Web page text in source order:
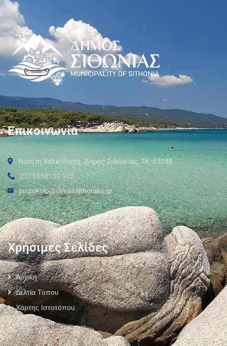
Επικοινωνία
Νικήτη Χαλκιδικής, Δήμος Σιθωνίας, ΤΚ: 63088
2375350100 102
protokolo@dimossithonias.gr
Χρήσιμες Σελίδες
Αρχική
Δελτία Τύπου
Χάρτης Ιστοτόπου
Επικοινωνία